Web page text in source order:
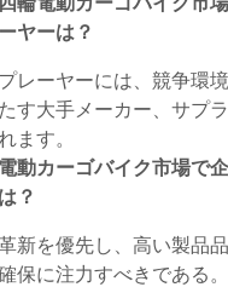
ヤーは？
レーヤーには、競争環
す大手メーカー、サプ
ます。
動カーゴバイク市場で
？
新を優先し、高い製品品
保に注力すべきである